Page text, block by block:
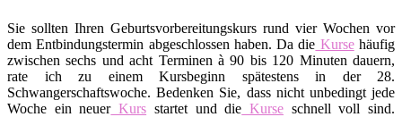
Sie sollten Ihren Geburtsvorbereitungskurs rund vier Wochen vor
dem Entbindungstermin abgeschlossen haben. Da die Kursehäufig
zwischen sechs und acht Terminen à 90 bis 120 Minuten dauern,
rate ich zu einem Kursbeginn spätestens in der 28.
Schwangerschaftswoche. Bedenken Sie, dass nicht unbedingt jede
Woche ein neuerKurs startet und die Kurseschnell voll sind.